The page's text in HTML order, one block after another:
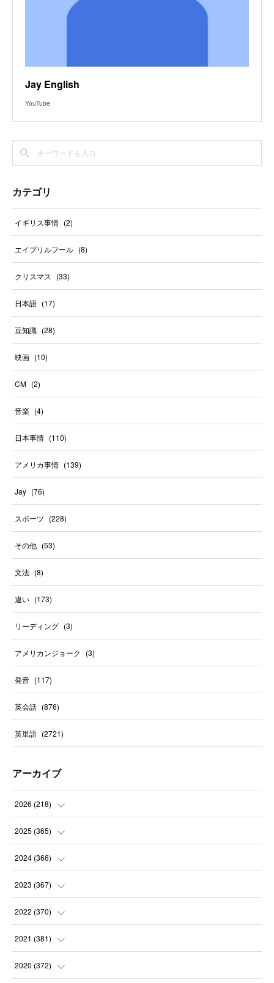
Jay English
YouTube
カテゴリ
イギリス事情 (2)
エイプリルフール (8)
クリスマス (33)
日本語 (17)
豆知識 (28)
映画 (10)
CM (2)
音楽 (4)
日本事情 (110)
アメリカ事情 (139)
Jay (76)
スポーツ (228)
その他 (53)
文法 (8)
違い (173)
リーディング (3)
アメリカンジョーク (3)
発音 (117)
英会話 (876)
英単語 (2721)
アーカイブ
2026 (218)
(7)
(31
(30
(31
2025 (365)
(31
(30
(31
(30
2024 (366)
(32
(30
(31
(30
2023 (367)
(31
(31
(31
2022 (370)
(31
(31
2021 (381)
(35
2020 (372)